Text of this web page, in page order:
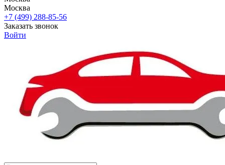
Москва
+7 (499) 288-85-56
Заказать звонок
Войти